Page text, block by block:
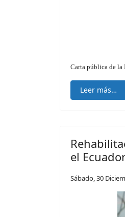
Carta pública de la
Leer más…
el
Sábado, 30